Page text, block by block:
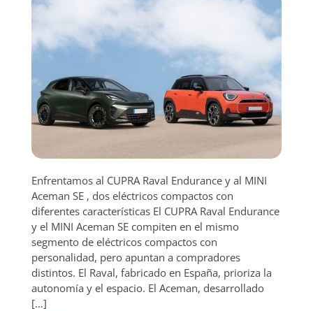
Enfrentamos al CUPRA Raval Endurance y al MINI
Aceman SE , dos eléctricos compactos con
diferentes características El CUPRA Raval Endurance
y el MINI Aceman SE compiten en el mismo
segmento de eléctricos compactos con
personalidad, pero apuntan a compradores
distintos. El Raval, fabricado en España, prioriza la
autonomía y el espacio. El Aceman, desarrollado
[…]